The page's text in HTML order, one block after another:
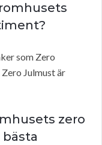
som Zero
Julmust är
zero